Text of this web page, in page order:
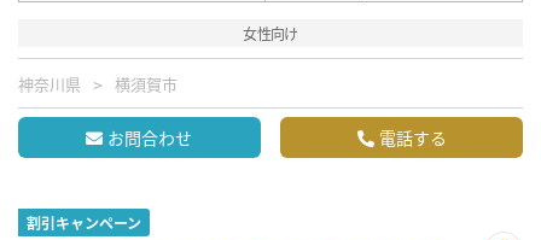
女性向け
神奈川県 横須賀市
お問合わせ 電話する
割引キャンペーン